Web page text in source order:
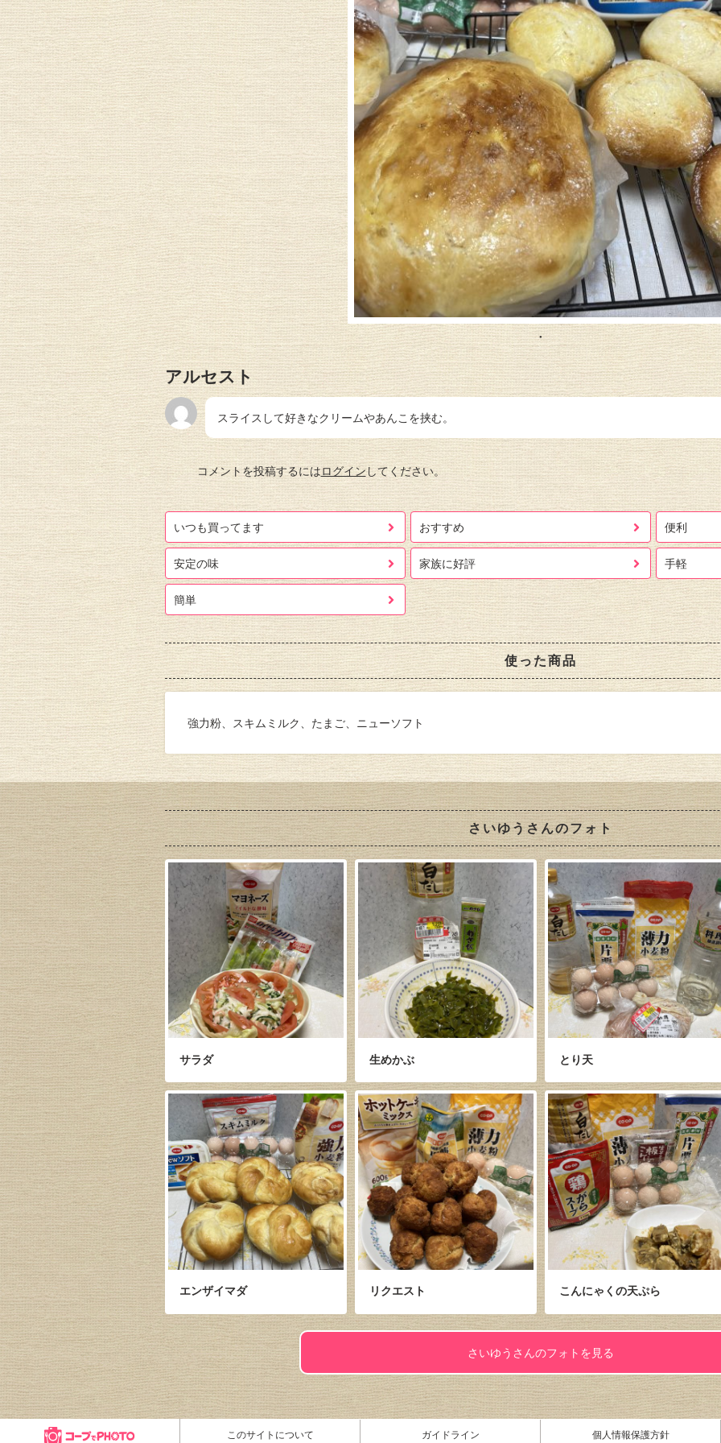
アルセスト
スライスして好きなクリームやあんこを挟む。
コメントを投稿するにはログインしてください。
いつも買ってます おすすめ 便利
安定の味 家族に好評 手軽
簡単
使った商品
強力粉、スキムミルク、たまご、ニューソフト
さいゆうさんのフォト
サラダ 生めかぶ とり天
エンザイマダ リクエスト こんにゃくの天ぷら
さいゆうさんのフォトを見る
このサイトについて ガイドライン 個人情報保護方針